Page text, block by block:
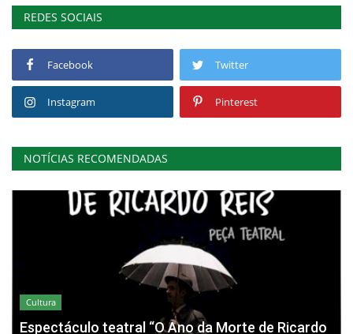
REDES SOCIAIS
Facebook Twitter
Instagram Pinterest
NOTÍCIAS RECOMENDADAS
Cultura
Espectáculo teatral “O Ano da Morte de Ricardo